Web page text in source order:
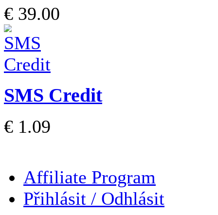
€ 39.00
SMS Credit
€ 1.09
Affiliate Program
Přihlásit / Odhlásit